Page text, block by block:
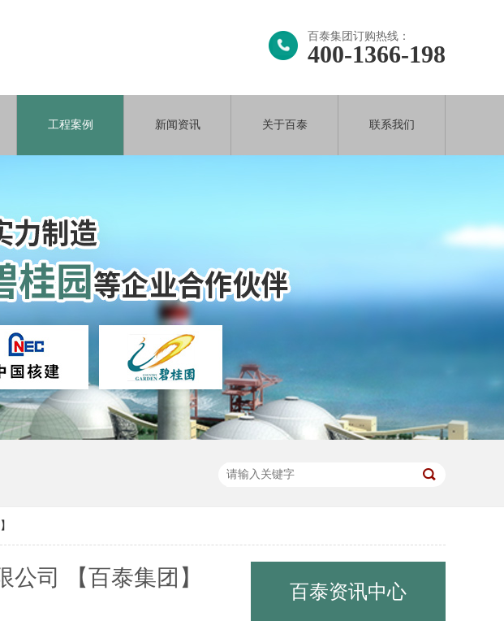
百泰集团订购热线：
400-1366-198
工程案例 新闻资讯 关于百泰 联系我们
司 【百泰集团】
百泰资讯中心